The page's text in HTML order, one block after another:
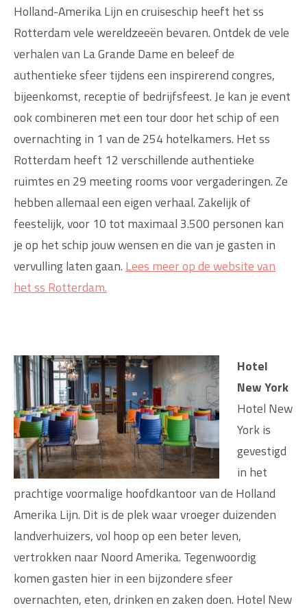
Holland-Amerika Lijn en cruiseschip heeft het ss
Rotterdam vele wereldzeeën bevaren. Ontdek de vele
verhalen van La Grande Dame en beleef de
authentieke sfeer tijdens een inspirerend congres,
bijeenkomst, receptie of bedrijfsfeest. Je kan je event
ook combineren met een tour door het schip of een
overnachting in 1 van de 254 hotelkamers. Het ss
Rotterdam heeft 12 verschillende authentieke
ruimtes en 29 meeting rooms voor vergaderingen. Ze
hebben allemaal een eigen verhaal. Zakelijk of
feestelijk, voor 10 tot maximaal 3.500 personen kan
je op het schip jouw wensen en die van je gasten in
vervulling laten gaan. Lees meer op de website van
het ss Rotterdam.
Hotel
New York
Hotel New
York is
gevestigd
in het
prachtige voormalige hoofdkantoor van de Holland
Amerika Lijn. Dit is de plek waar vroeger duizenden
landverhuizers, vol hoop op een beter leven,
vertrokken naar Noord Amerika. Tegenwoordig
komen gasten hier in een bijzondere sfeer
overnachten, eten, drinken en zaken doen. Hotel New